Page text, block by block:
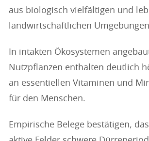
aus biologisch vielfältigen und
landwirtschaftlichen
In intakten Ökosystemen
Nutzpflanzen enthalten deutlich
an essentiellen Vitaminen und
für den Menschen.
Empirische Belege bestätigen,